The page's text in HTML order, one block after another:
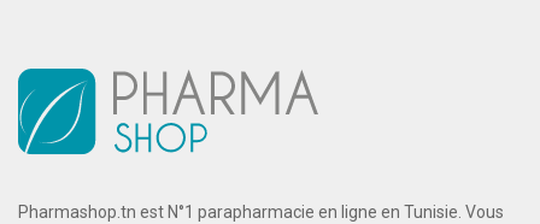
Pharmashop.tn est N°1 parapharmacie en ligne en Tunisie. Vous